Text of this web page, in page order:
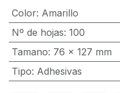
Color: Amarillo
Nº de hojas: 100
Tamano: 76 x 127 mm
Tipo: Adhesivas